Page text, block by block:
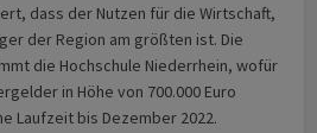
dass der Nutzen für die Wirtschaft,
der Region am größten ist. Die
die Hochschule Niederrhein, wofür
in Höhe von 700.000 Euro
Laufzeit bis Dezember 2022.